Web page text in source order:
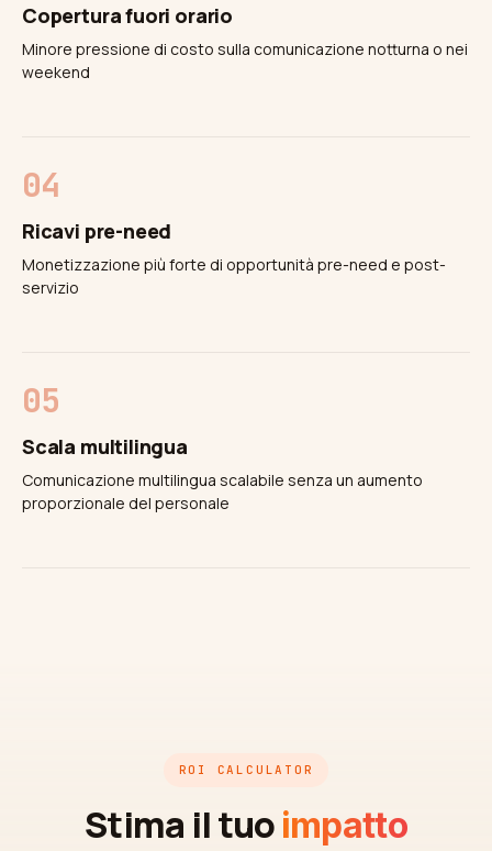
Copertura fuori orario
Minore pressione di costo sulla comunicazione notturna o nei
weekend
Ricavi pre-need
Monetizzazione più forte di opportunità pre-need e post-
servizio
Scala multilingua
Comunicazione multilingua scalabile senza un aumento
proporzionale del personale
ROI CALCULATOR
Stima il tuo impatto